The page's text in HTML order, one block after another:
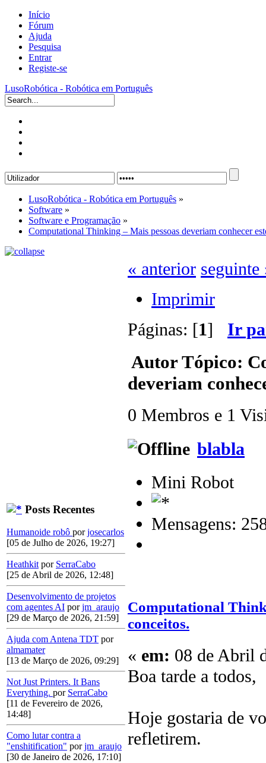
Início
Fórum
Ajuda
Pesquisa
Entrar
Registe-se
LusoRobótica - Robótica em Português
LusoRobótica - Robótica em Português »
Software »
Software e Programação »
Computational Thinking – Mais pessoas deveriam conhecer
Posts Recentes
Humanoide robô porjosecarlos
[05 de Julho de 2026, 19:27]
Heathkit por SerraCabo
[25 de Abril de 2026, 12:48]
Desenvolvimento de projetos
com agentes AI porjm_araujo
[29 de Março de 2026, 21:59]
Ajuda com Antena TDT por
almamater
[13 de Março de 2026, 09:29]
Not Just Printers. It Bans
Everything. por SerraCabo
[11 de Fevereiro de 2026,
14:48]
Como lutar contra a
"enshitification" porjm_araujo
[30 de Janeiro de 2026, 17:10]
« anterior seguinte
Imprimir
Páginas: [1] Ir
AutorTópico:
deveriam
0 Membros e 1
blabla
Mini Robot
Mensagens:
Computational
conceitos.
« em: 08 de Abril
Boa tarde a todos,
Hoje gostaria de
refletirem.